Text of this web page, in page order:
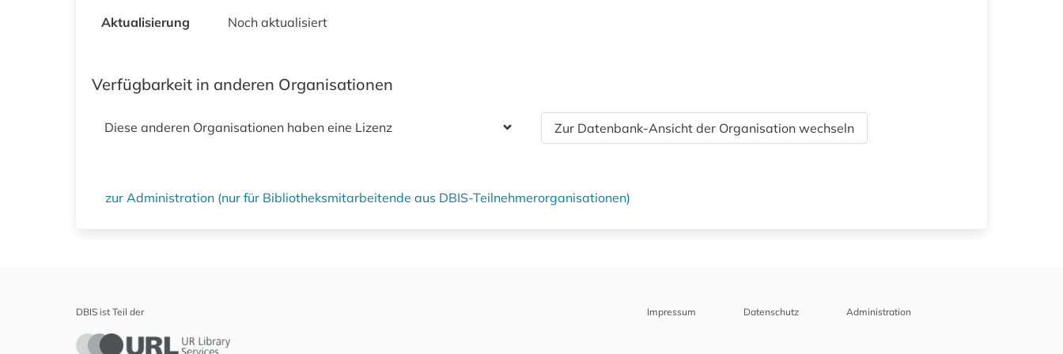
Aktualisierung Noch aktualisiert
Verfügbarkeit in anderen Organisationen
Diese anderen Organisationen haben eine Lizenz Zur Datenbank-Ansicht der Organisation wechseln
zur Administration (nur für Bibliotheksmitarbeitende aus DBIS-Teilnehmerorganisationen)
DBIS ist Teil der Impressum Datenschutz Administration